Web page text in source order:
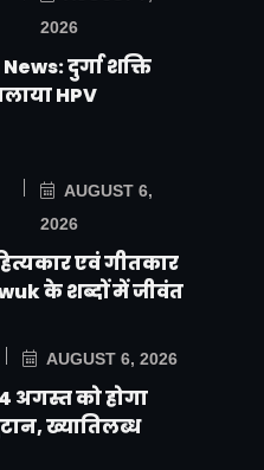
2026
दुर्गा शक्ति
HPV
AUGUST 6,
2026
एवं गीतकार
के शब्दों में जीवंत
AUGUST 6, 2026
अगस्त को होगा
ख्यातिलब्ध